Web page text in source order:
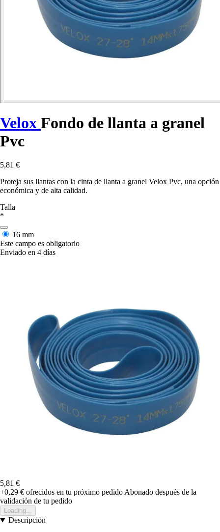
Velox Fondo de llanta a granel
Pvc
5,81 €
Proteja sus llantas con la cinta de llanta a granel Velox Pvc, una opción
económica y de alta calidad.
Talla
*
16 mm
Este campo es obligatorio
Enviado en 4 días
5,81 €
+0,29 € ofrecidos en tu próximo pedido Abonado después de la
validación de tu pedido
Loading...
Descripción